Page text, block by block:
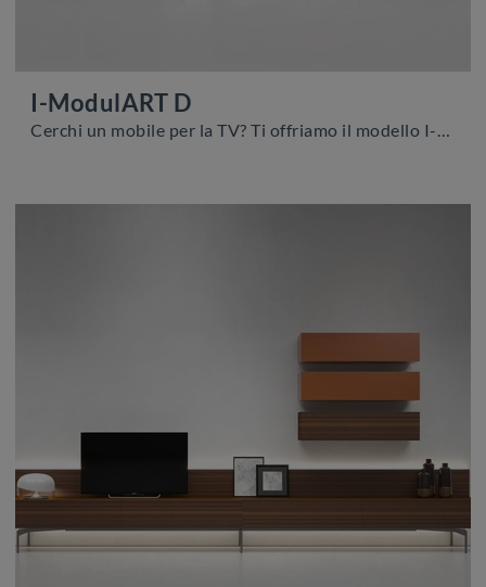
I-ModulART D
Cerchi un mobile per la TV? Ti offriamo il modello I-ModulART D di Presotto in melaminico, ideale per spazi moderni.